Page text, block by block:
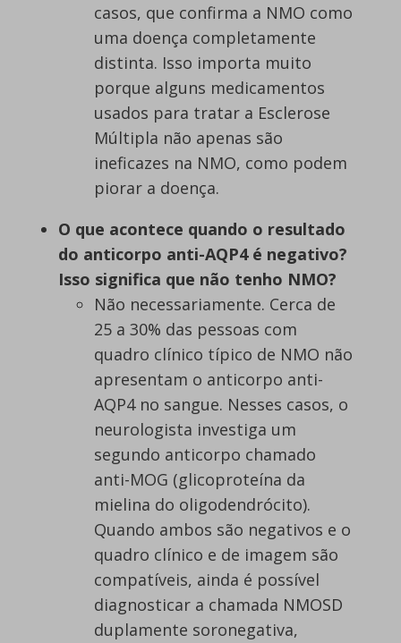
casos, que confirma a NMO como
uma doença completamente
distinta. Isso importa muito
porque alguns medicamentos
usados para tratar a Esclerose
Múltipla não apenas são
ineficazes na NMO, como podem
piorar a doença.
O que acontece quando o resultado
do anticorpo anti-AQP4 é negativo?
Isso significa que não tenho NMO?
Não necessariamente. Cerca de
25 a 30% das pessoas com
quadro clínico típico de NMO não
apresentam o anticorpo anti-
AQP4 no sangue. Nesses casos, o
neurologista investiga um
segundo anticorpo chamado
anti-MOG (glicoproteína da
mielina do oligodendrócito).
Quando ambos são negativos e o
quadro clínico e de imagem são
compatíveis, ainda é possível
diagnosticar a chamada NMOSD
duplamente soronegativa,